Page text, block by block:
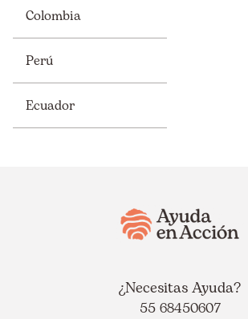
Colombia
Perú
Ecuador
¿Necesitas Ayuda?
55 68450607